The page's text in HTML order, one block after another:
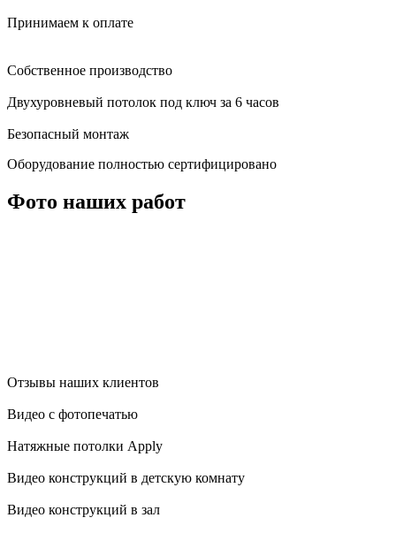
Принимаем к оплате
Собственное производство
Двухуровневый потолок под ключ за 6 часов
Безопасный монтаж
Оборудование полностью сертифицировано
Фото наших работ
Отзывы наших клиентов
Видео с фотопечатью
Натяжные потолки Apply
Видео конструкций в детскую комнату
Видео конструкций в зал